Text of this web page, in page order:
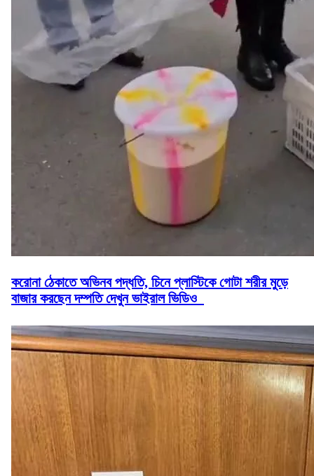
করোনা ঠেকাতে অভিনব পদ্ধতি, চিনে প্লাস্টিকে গোটা শরীর মুড়ে
বাজার করছেন দম্পতি দেখুন ভাইরাল ভিডিও